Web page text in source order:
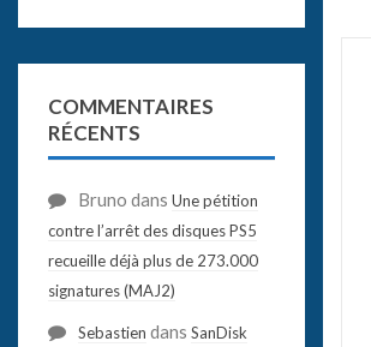
COMMENTAIRES
RÉCENTS
Bruno dans Une pétition
contre l’arrêt des disques PS5
recueille déjà plus de 273.000
signatures (MAJ2)
Sebastien dans SanDisk